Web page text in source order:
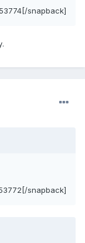
53774[/snapback]
snapback]